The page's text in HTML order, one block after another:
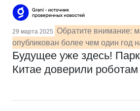
29 марта 2025 Обратите внимание:
опубликован более чем один год
Будущее уже здесь!
Китае доверили